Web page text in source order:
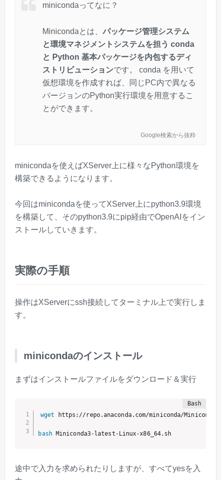
minicondaってなに？
Minicondaとは、 パッケージ管理システム
と環境マネジメントシステムを担う conda
と Python 基本パッケージを内包するディ
ストリビューションです。 conda を用いて
仮想環境を作成すれば、同じPC内で異なる
バージョンのPython実行環境を用意するこ
とができます。
Google検索から抜粋
minicondaを使えばXServer上に様々なPython環境を
構築できるようになります。
今回はminicondaを使ってXServer上にpython3.9環境
を構築して、そのpython3.9にpip経由でOpenAIをイン
ストールしていきます。
実際の手順
操作はXServerにssh接続してターミナル上で実行しま
す。
minicondaのインストール
まずはインストールファイルをダウンロード＆実行
wget https://repo.anaconda.com/miniconda/
bash Miniconda3-latest-Linux-x86_64.sh
途中で入力を求められたりしますが、すべてyesを入